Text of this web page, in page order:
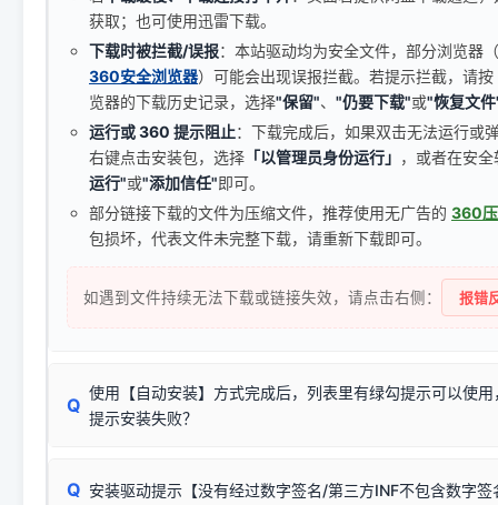
获取；也可使用迅雷下载。
下载时被拦截/误报：本站驱动均为安全文件，部分浏览器
360安全浏览器）可能会出现误报拦截。若提示拦截，请按
览器的下载历史记录，选择"保留"、 "仍要下载"或"恢复文
运行或 360 提示阻止：下载完成后，如果双击无法运行或
右键点击安装包，选择 「以管理员身份运行」 ，或者在安
运行"或"添加信任"即可。
部分链接下载的文件为压缩文件，推荐使用无广告的 360
包损坏，代表文件未完整下载，请重新下载即可。
如遇到文件持续无法下载或链接失效，请点击右侧： 报错
Q
使用【自动安装】方式完成后，列表里有绿勾提示可以使
提示安装失败？
由于本站驱动包集成了32位和64位驱动，自动安装程序在运
Q 安装驱动提示【没有经过数字签名/第三方INF不包含数字